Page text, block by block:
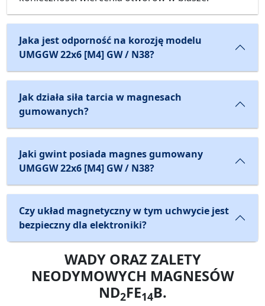
Jaka jest odporność na korozję modelu
UMGGW 22x6 [M4] GW / N38?
Jak działa siła tarcia w magnesach
gumowanych?
Jaki gwint posiada magnes gumowany
UMGGW 22x6 [M4] GW / N38?
Czy układ magnetyczny w tym uchwycie jest
bezpieczny dla elektroniki?
WADY ORAZ ZALETY
NEODYMOWYCH MAGNESÓW
ND2FE14B.